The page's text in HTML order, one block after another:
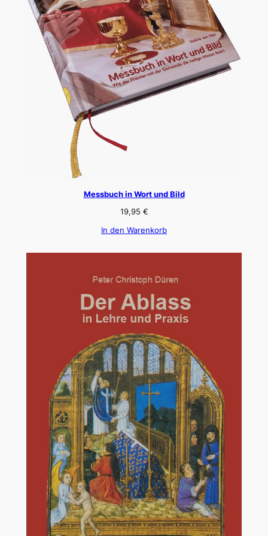
Messbuch in Wort und Bild
19,95 €
In den Warenkorb